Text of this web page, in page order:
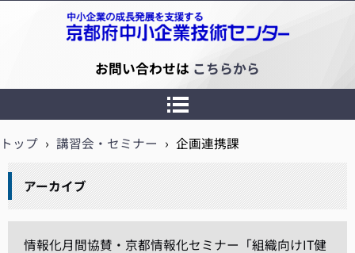
京都府中小企業技術センター
お問い合わせは こちらから
トップ › 講習会・セミナー › 企画連携課
アーカイブ
情報化月間協賛・京都情報化セミナー「組織向けIT健